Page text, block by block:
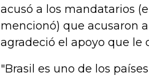
acusó a los mandatarios
mencionó) que acusaron
agradeció el apoyo que le
"Brasil es uno de los